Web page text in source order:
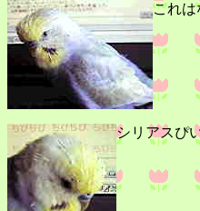
これは
シリアスぴ